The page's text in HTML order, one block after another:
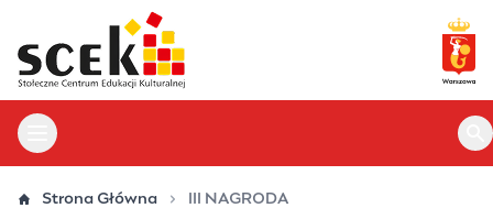
treści
Otwórz menu główne
Strona Główna III NAGRODA